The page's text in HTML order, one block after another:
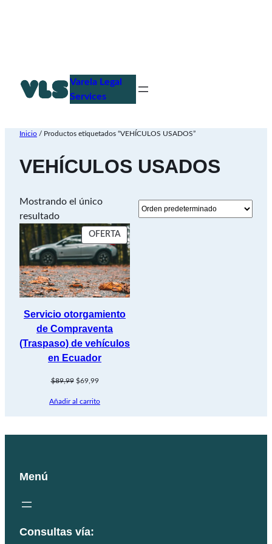
contenido
Varela Legal
Services
Inicio / Productos etiquetados “VEHÍCULOS USADOS”
VEHÍCULOS USADOS
Mostrando el único
resultado
OFERTAPRODUCTO
EN
OFERTA
Servicio otorgamiento
de Compraventa
(Traspaso) de vehículos
en Ecuador
$89,99 El
original
$69,99El
actual
Añadir al carrito
Menú
Consultas vía: